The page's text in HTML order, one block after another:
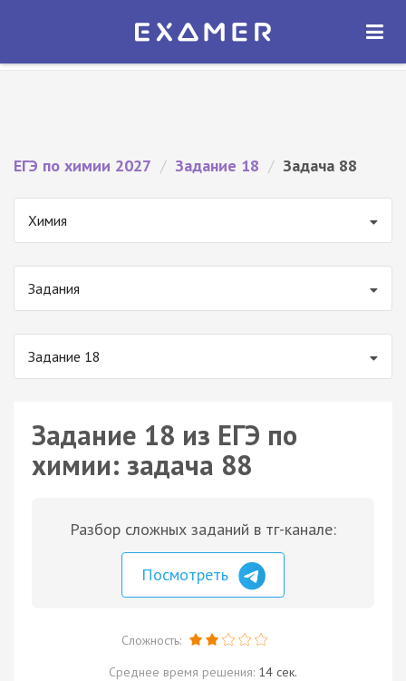
Экзамер — ЕГЭ 2027
ОТКРЫТЬ
ЕГЭ по химии 2027 / Задание 18 / Задача 88
Химия
Задания
Задание 18
Задание 18 из ЕГЭ по
химии: задача 88
Разбор сложных заданий в тг-канале:
Посмотреть
Сложность:
Среднее время решения: 14 сек.